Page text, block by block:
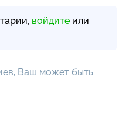
войдите или
Ваш может быть